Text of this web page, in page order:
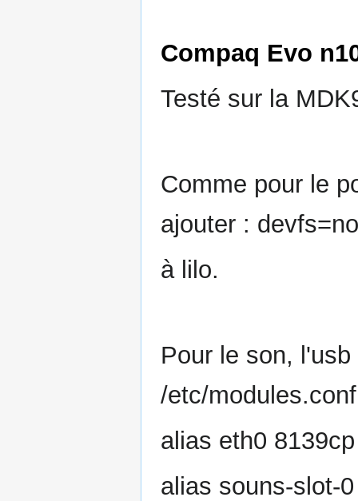
Compaq Evo
Testé sur la
Comme pour le
ajouter :
à lilo.
Pour le son,
/etc/
alias eth0 8139cp
alias souns-slot-